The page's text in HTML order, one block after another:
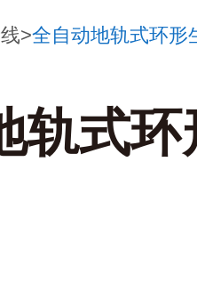
>全自动地轨式环形
轨式